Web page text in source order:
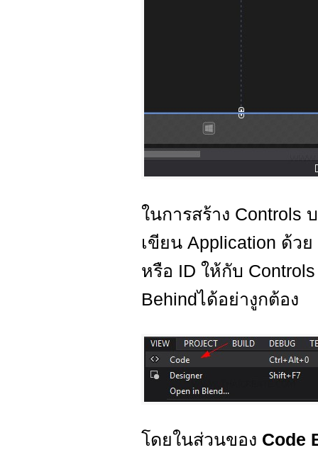
ในการสร้าง Controls
เขียน Application ด้ว
หรือ ID ให้กับ
Behindได้อย่างูกต้อง
โดยในส่วนของ Code